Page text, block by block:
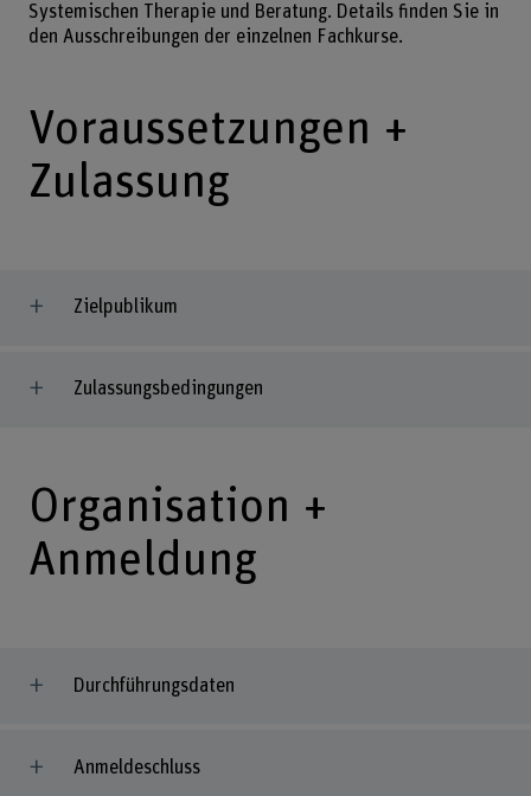
Systemischen Therapie und Beratung. Details finden Sie in
den Ausschreibungen der einzelnen Fachkurse.
Voraussetzungen +
Zulassung
Zielpublikum
Zulassungsbedingungen
Organisation +
Anmeldung
Durchführungsdaten
Anmeldeschluss